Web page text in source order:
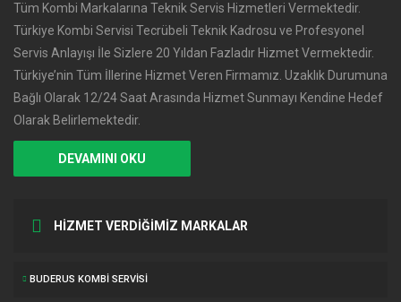
Tüm Kombi Markalarına Teknik Servis Hizmetleri Vermektedir.
Türkiye Kombi Servisi Tecrübeli Teknik Kadrosu ve Profesyonel
Servis Anlayışı İle Sizlere 20 Yıldan Fazladır Hizmet Vermektedir.
Türkiye’nin Tüm İllerine Hizmet Veren Firmamız. Uzaklık Durumuna
Bağlı Olarak 12/24 Saat Arasında Hizmet Sunmayı Kendine Hedef
Olarak Belirlemektedir.
DEVAMINI OKU
HİZMET VERDİĞİMİZ MARKALAR
BUDERUS KOMBI SERVISI